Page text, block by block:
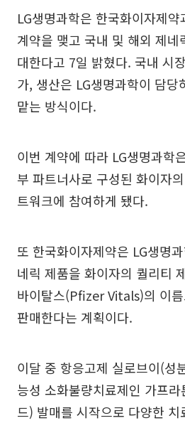
LG생명과학은 한국화이자제
계약을 맺고 국내 및 해외 제
대한다고 7일 밝혔다. 국내 시
가, 생산은 LG생명과학이 담
맡는 방식이다.
이번 계약에 따라 LG생명과학
부 파트너사로 구성된 화이자
트워크에 참여하게 됐다.
또 한국화이자제약은 LG생명
네릭 제품을 화이자의 퀄리티
바이탈스(Pfizer Vitals)의 이
판매한다는 계획이다.
이달 중 항응고제 실로브이(성
능성 소화불량치료제인 가프
드) 발매를 시작으로 다양한